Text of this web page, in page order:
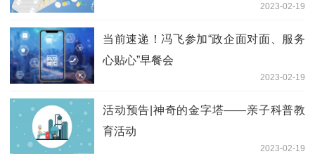
2023-02-19
当前速递！冯飞参加“政企面对面、服务
心贴心”早餐会
2023-02-19
活动预告|神奇的金字塔——亲子科普教
育活动
2023-02-19